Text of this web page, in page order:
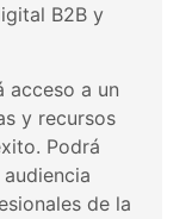
B2B y
acceso a un
y recursos
Podrá
de la